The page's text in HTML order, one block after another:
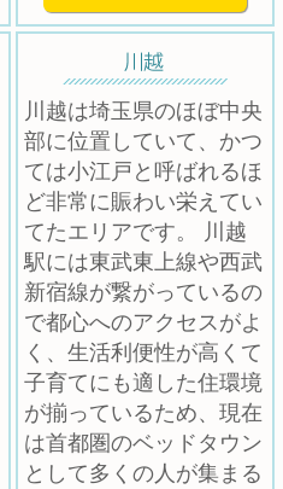
川越は埼玉県のほぼ中央
部に位置していて、かつ
ては小江戸と呼ばれるほ
ど非常に賑わい栄えてい
てたエリアです。 川越
駅には東武東上線や西武
新宿線が繋がっているの
で都心へのアクセスがよ
く、生活利便性が高くて
子育てにも適した住環境
が揃っているため、現在
は首都圏のベッドタウン
として多くの人が集まる